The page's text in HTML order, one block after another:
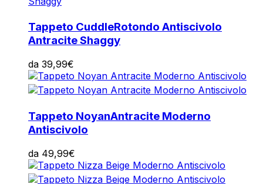
Tappeto CuddleRotondo Antiscivolo
Antracite Shaggy
da 39,99€
Tappeto NoyanAntracite Moderno
Antiscivolo
da 49,99€